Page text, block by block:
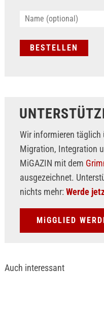
Wir informieren täglich
Migration, Integration
MiGAZIN mit dem
ausgezeichnet.
nichts mehr: Werde
MiGGLIED
Auch interessant